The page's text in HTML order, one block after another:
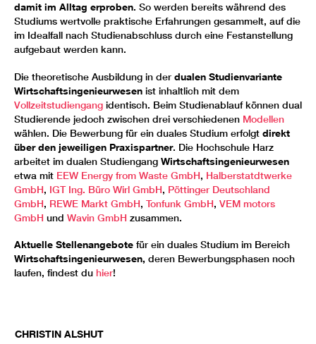
damit im Alltag erproben. So werden bereits während des
Studiums wertvolle praktische Erfahrungen gesammelt, auf die
im Idealfall nach Studienabschluss durch eine Festanstellung
aufgebaut werden kann.
Die theoretische Ausbildung in der dualen Studienvariante
Wirtschaftsingenieurwesen ist inhaltlich mit dem
Vollzeitstudiengang identisch. Beim Studienablauf können dual
Studierende jedoch zwischen drei verschiedenen Modellen
wählen. Die Bewerbung für ein duales Studium erfolgt direkt
über den jeweiligen Praxispartner. Die Hochschule Harz
arbeitet im dualen Studiengang Wirtschaftsingenieurwesen
etwa mit EEW Energy from Waste GmbH, Halberstatdtwerke
GmbH, IGT Ing. Büro Wirl GmbH, Pöttinger Deutschland
GmbH, REWE Markt GmbH, Tonfunk GmbH, VEM motors
GmbH und Wavin GmbH zusammen.
Aktuelle Stellenangebote für ein duales Studium im Bereich
Wirtschaftsingenieurwesen, deren Bewerbungsphasen noch
laufen, findest du hier!
CHRISTIN ALSHUT